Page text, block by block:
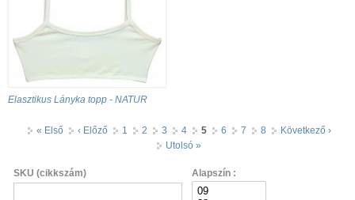
Elasztikus Lányka topp - NATUR
Oldalak
« Első ‹ Előző 1 2 3 4 5 6 7 8
Következő ›
Utolsó »
SKU (cikkszám) Alapszín :